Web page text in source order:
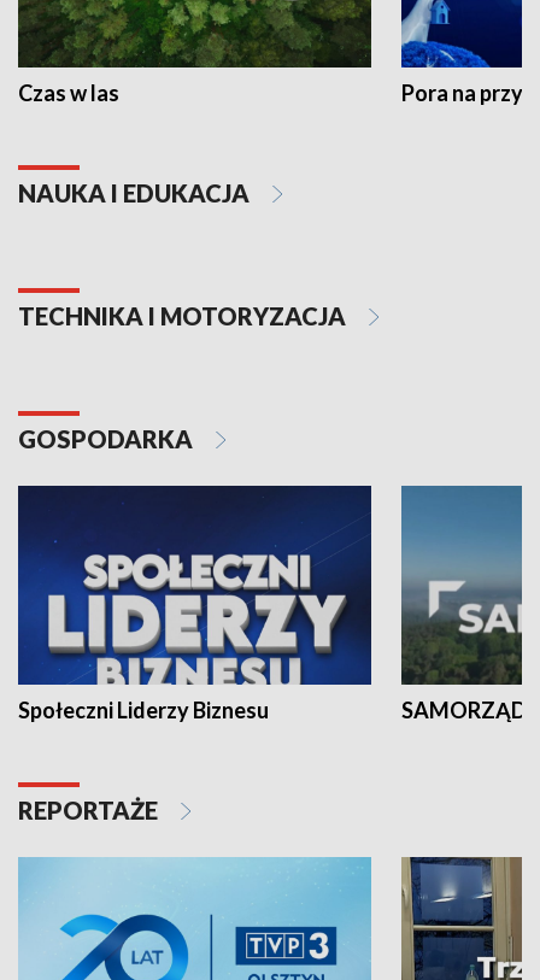
Czas w las Pora na
NAUKA I EDUKACJA
TECHNIKA I MOTORYZACJA
GOSPODARKA
Społeczni Liderzy Biznesu SAMORZĄD
REPORTAŻE